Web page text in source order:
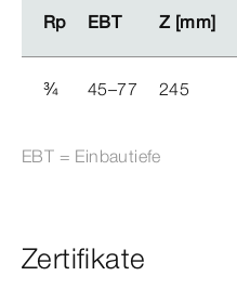
Rp EBT Z [mm]
Rp EBT Z [mm]
¾ 45–77 245
EBT = Einbautiefe
Zertifikate